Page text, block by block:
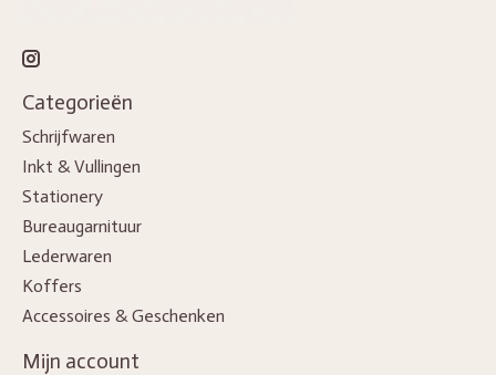
Categorieën
Schrijfwaren
Inkt & Vullingen
Stationery
Bureaugarnituur
Lederwaren
Koffers
Accessoires & Geschenken
Mijn account